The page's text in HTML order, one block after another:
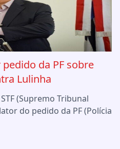
da PF sobre
Lulinha
(Supremo Tribunal
do pedido da PF (Polícia